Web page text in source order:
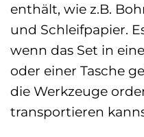
enthält, wie z.B.
und Schleifpapier.
wenn das Set in
oder einer Tasche
die Werkzeuge
transportieren